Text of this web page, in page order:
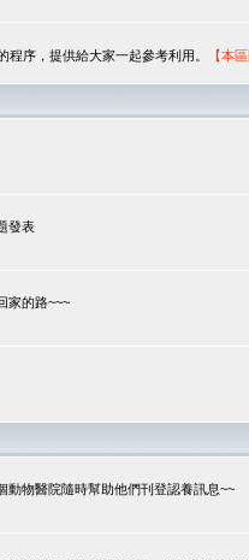
序，提供給大家一起參考利用。 【本
發表
家的路~~~
動物醫院隨時幫助他們刊登認養訊息~~